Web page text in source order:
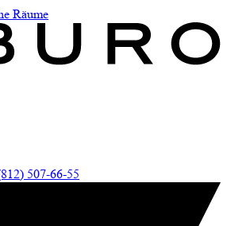
Räume
507-66-55